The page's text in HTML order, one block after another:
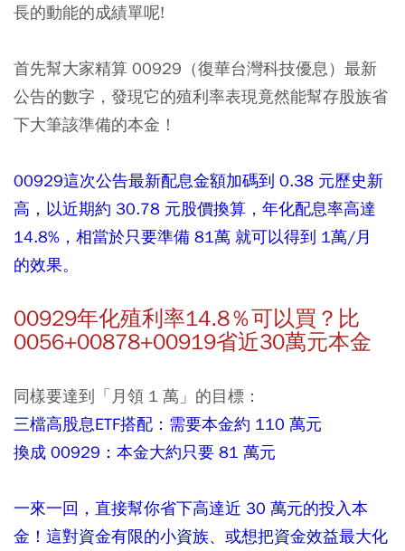
長的動能的成績單呢!
首先幫大家精算 00929（復華台灣科技優息）最新
公告的數字，發現它的殖利率表現竟然能幫存股族省
下大筆該準備的本金！
00929這次公告最新配息金額加碼到 0.38 元歷史新
高，以近期約 30.78 元股價換算，年化配息率高達
14.8%，相當於只要準備 81萬 就可以得到 1萬/月
的效果。
00929年化殖利率14.8％可以買？比
0056+00878+00919省近30萬元本金
同樣要達到「月領 1 萬」的目標：
三檔高股息ETF搭配：需要本金約 110 萬元
換成 00929：本金大約只要 81 萬元
一來一回，直接幫你省下高達近 30 萬元的投入本
金！這對資金有限的小資族、或想把資金效益最大化